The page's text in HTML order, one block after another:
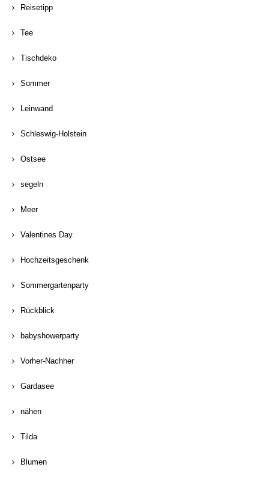
Reisetipp
Tee
Tischdeko
Sommer
Leinwand
Schleswig-Holstein
Ostsee
segeln
Meer
Valentines Day
Hochzeitsgeschenk
Sommergartenparty
Rückblick
babyshowerparty
Vorher-Nachher
Gardasee
nähen
Tilda
Blumen